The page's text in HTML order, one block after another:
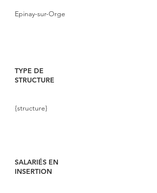
Epinay-sur-Orge
TYPE DE
STRUCTURE
{structure}
SALARIÉS EN
INSERTION